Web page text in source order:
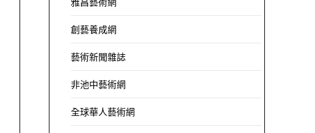
創藝養成網
藝術新聞雜誌
非池中藝術網
全球華人藝術網